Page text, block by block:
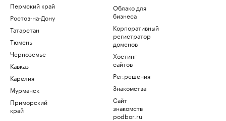
Пермский край
Ростов-на-Дону
Татарстан
Тюмень
Черноземье
Кавказ
Карелия
Мурманск
Приморский
край
Облако для
бизнеса
Корпоративный
регистратор
доменов
Хостинг
сайтов
Рег.решения
Знакомства
Сайт
знакомств
podbor.ru